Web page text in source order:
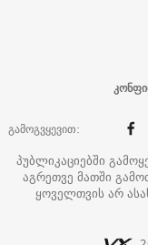
გამოგვყევით:
პუბლიკაციებში
აგრეთვე მათში
ყოველთვის არ